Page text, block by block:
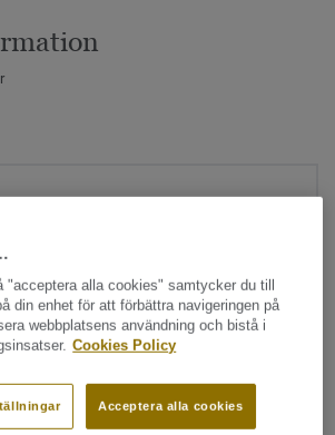
"acceptera alla cookies" samtycker du till
din enhet för att förbättra navigeringen på
webbplatsens användning och bistå i
Cookies Policy
Acceptera alla cookies